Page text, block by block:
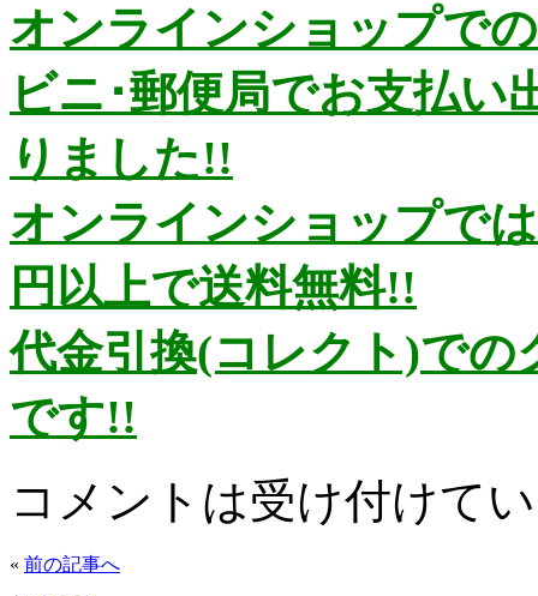
オンラインショップで
ビニ･郵便局でお支払い
りました!!
オンラインショップで
円以上で送料無料!!
代金引換(コレクト)で
です!!
コメントは受け付けて
« 前の記事へ